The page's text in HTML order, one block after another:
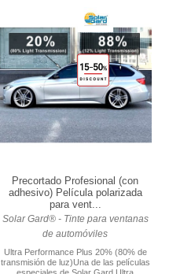
Precortado Profesional (con
adhesivo) Película polarizada
para vent...
Solar Gard® - Tinte para ventanas
de automóviles
Ultra Performance Plus 20% (80% de
transmisión de luz)Una de las películas